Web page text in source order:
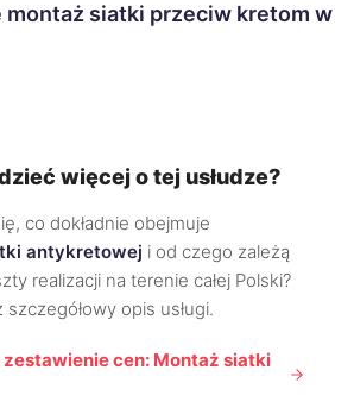
montaż siatki przeciw kretom w
więcej o tej usłudze?
co dokładnie obejmuje
antykretowej i od czego zależą
realizacji na terenie całej Polski?
opis usługi.
cen: Montaż siatki